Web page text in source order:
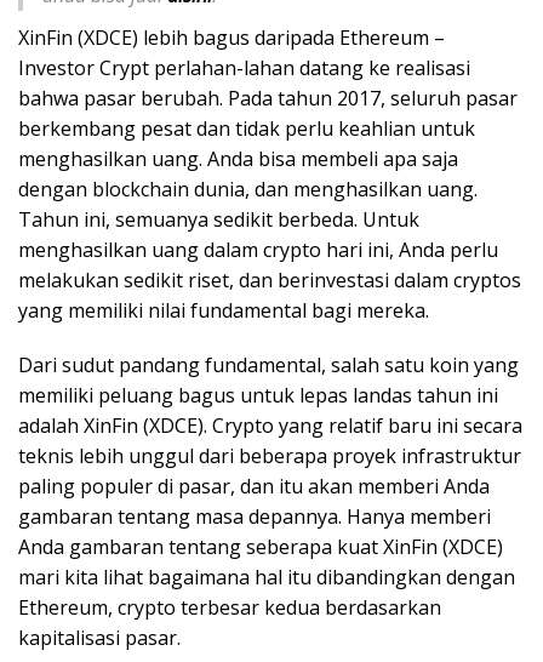
XinFin (XDCE) lebih bagus daripada Ethereum –
Investor Crypt perlahan-lahan datang ke realisasi
bahwa pasar berubah. Pada tahun 2017, seluruh pasar
berkembang pesat dan tidak perlu keahlian untuk
menghasilkan uang. Anda bisa membeli apa saja
dengan blockchain dunia, dan menghasilkan uang.
Tahun ini, semuanya sedikit berbeda. Untuk
menghasilkan uang dalam crypto hari ini, Anda perlu
melakukan sedikit riset, dan berinvestasi dalam cryptos
yang memiliki nilai fundamental bagi mereka.
Dari sudut pandang fundamental, salah satu koin yang
memiliki peluang bagus untuk lepas landas tahun ini
adalah XinFin (XDCE). Crypto yang relatif baru ini secara
teknis lebih unggul dari beberapa proyek infrastruktur
paling populer di pasar, dan itu akan memberi Anda
gambaran tentang masa depannya. Hanya memberi
Anda gambaran tentang seberapa kuat XinFin (XDCE)
mari kita lihat bagaimana hal itu dibandingkan dengan
Ethereum, crypto terbesar kedua berdasarkan
kapitalisasi pasar.